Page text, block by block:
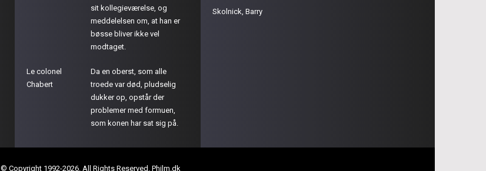
sit kollegieværelse, og
meddelelsen om, at han er
bøsse bliver ikke vel
modtaget.
Le colonel
Chabert
Da en oberst, som alle
troede var død, pludselig
dukker op, opstår der
problemer med formuen,
som konen har sat sig på.
Skolnick, Barry
© Copyright 1992-2026. All Rights Reserved. Philm.dk